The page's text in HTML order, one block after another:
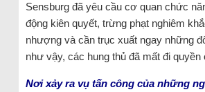
Sensburg đã yêu cầu cơ quan chức
động kiên quyết, trừng phạt nghiêm
nhượng và cần trục xuất ngay những
như vậy, các hung thủ đã mất đi
Nơi xảy ra vụ tấn công của những